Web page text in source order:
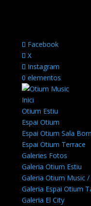
Facebook
X
Instagram
0 elementos
Inici
Otium Estiu
Espai Otium
Espai Otium Sala Born
Espai Otium Terrace
Galeries Fotos
Galeria Otium Estiu
Galeria Otium Music
Galeria Espai Otium
Galeria El City